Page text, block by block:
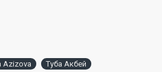
Azizova
Туба Акбей